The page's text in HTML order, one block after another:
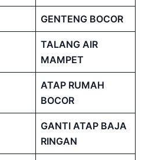
GENTENG BOCOR
TALANG AIR
MAMPET
ATAP RUMAH
BOCOR
GANTI ATAP BAJA
RINGAN